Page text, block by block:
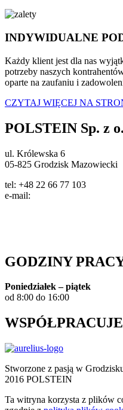
INDYWIDUALNE
Każdy klient jest dla nas
potrzeby naszych
oparte na zaufaniu i
CZYTAJ WIĘCEJ NA
POLSTEIN Sp. z
ul. Królewska 6
05-825 Grodzisk Mazowiecki
tel: +48 22 66 77 103
e-mail:
GODZINY
Poniedziałek – piątek
od 8:00 do 16:00
Stworzone z pasją w
2016 POLSTEIN
Ta witryna korzysta z plików